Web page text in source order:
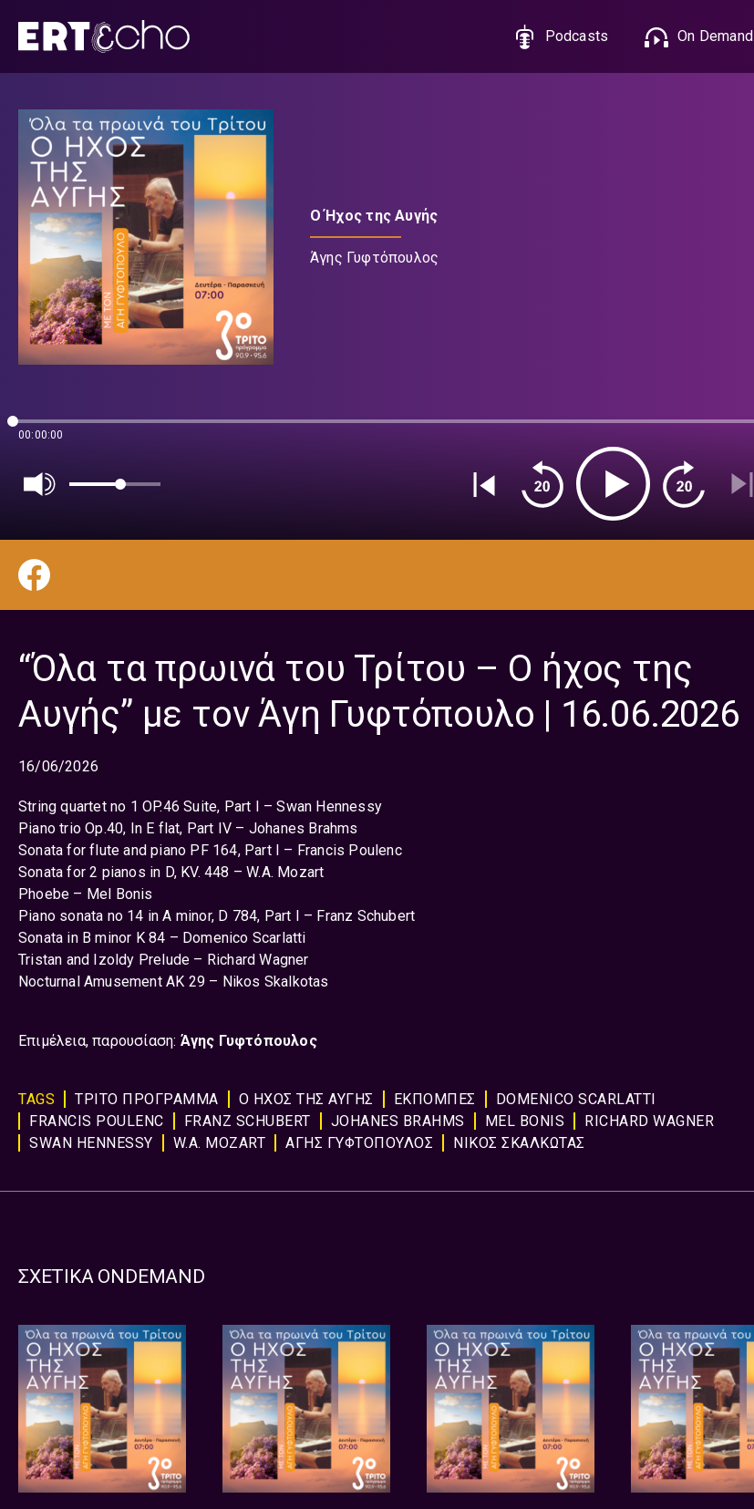
περιεχόμενο
Podcasts On Demand
Ο Ήχος της Αυγής
Άγης Γυφτόπουλος
00:00:00
“Όλα τα πρωινά του Τρίτου – Ο ήχος της
Αυγής” με τον Άγη Γυφτόπουλο | 16.06.2026
16/06/2026
String quartet no 1 OP.46 Suite, Part I – Swan Hennessy
Piano trio Op.40, In E flat, Part IV – Johanes Brahms
Sonata for flute and piano PF 164, Part I – Francis Poulenc
Sonata for 2 pianos in D, KV. 448 – W.A. Mozart
Phoebe – Mel Bonis
Piano sonata no 14 in A minor, D 784, Part I – Franz Schubert
Sonata in B minor K 84 – Domenico Scarlatti
Tristan and Izoldy Prelude – Richard Wagner
Nocturnal Amusement AK 29 – Nikos Skalkotas
Επιμέλεια, παρουσίαση: Άγης Γυφτόπουλος
TAGS ΤΡΙΤΟ ΠΡΟΓΡΑΜΜΑ Ο ΗΧΟΣ ΤΗΣ ΑΥΓΗΣ ΕΚΠΟΜΠΈΣ
DOMENICO SCARLATTI
FRANCIS POULENC
FRANZ SCHUBERT JOHANES BRAHMS MEL BONIS
RICHARD WAGNER
SWAN HENNESSY
W.A. MOZART ΑΓΗΣ ΓΥΦΤΟΠΟΥΛΟΣ ΝΙΚΟΣ ΣΚΑΛΚΩΤΑΣ
ΣΧΕΤΙΚΑ ONDEMAND